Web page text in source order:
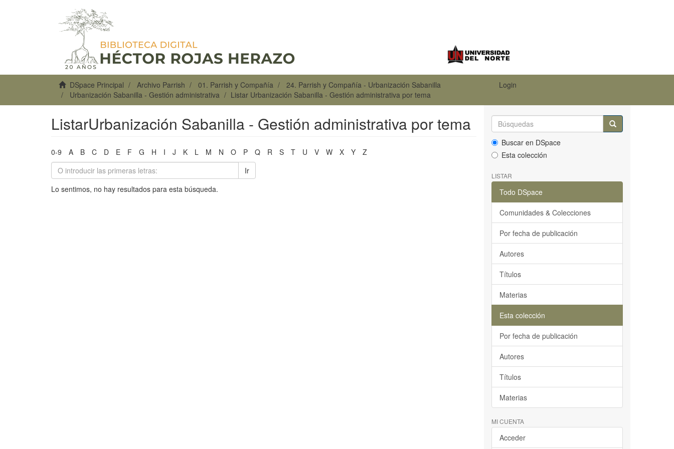
DSpace Principal Archivo Parrish 01. Parrish y Compañía
24. Parrish y Compañía - Urbanización Sabanilla
Urbanización Sabanilla - Gestión administrativa
Listar Urbanización Sabanilla - Gestión administrativa por tema
Login
ListarUrbanización Sabanilla - Gestión administrativa por tema
0-9 A B C D E F G H I J K L M N O P Q R S T U V W X Y
Z
Ir
Lo sentimos, no hay resultados para esta búsqueda.
Buscar en DSpace
Esta colección
LISTAR
Todo DSpace
Comunidades & Colecciones
Por fecha de publicación
Autores
Títulos
Materias
Esta colección
Por fecha de publicación
Autores
Títulos
Materias
MI CUENTA
Acceder